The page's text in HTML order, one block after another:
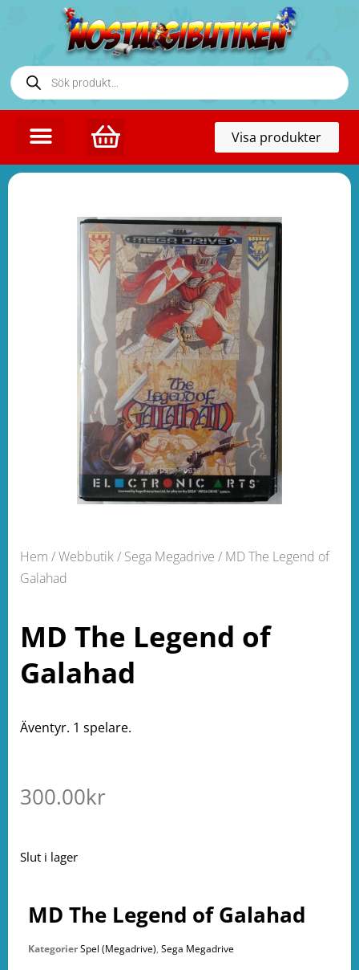
Visa produkter
Hem /Webbutik/ Sega Megadrive / MD The Legend of
Galahad
MD The Legend of
Galahad
Äventyr. 1 spelare.
300.00kr
Slut i lager
MD The Legend of Galahad
KategorierSpel (Megadrive), Sega Megadrive